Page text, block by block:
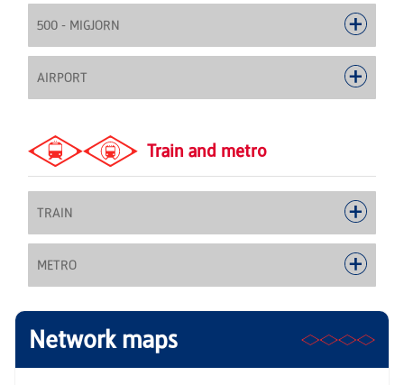
500 - MIGJORN
AIRPORT
Train and metro
TRAIN
METRO
Network maps